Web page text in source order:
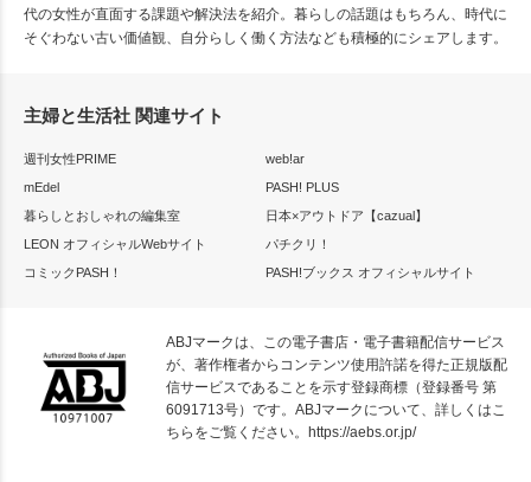
代の女性が直面する課題や解決法を紹介。暮らしの話題はもちろん、時代に
そぐわない古い価値観、自分らしく働く方法なども積極的にシェアします。
主婦と生活社 関連サイト
週刊女性PRIME
web!ar
mEdel
PASH! PLUS
暮らしとおしゃれの編集室
日本×アウトドア【cazual】
LEON オフィシャルWebサイト
パチクリ！
コミックPASH！
PASH!ブックス オフィシャルサイト
ABJマークは、この電子書店・電子書籍配信サービス
が、著作権者からコンテンツ使用許諾を得た正規版配
信サービスであることを示す登録商標（登録番号 第
6091713号）です。ABJマークについて、詳しくはこ
ちらをご覧ください。 https://aebs.or.jp/